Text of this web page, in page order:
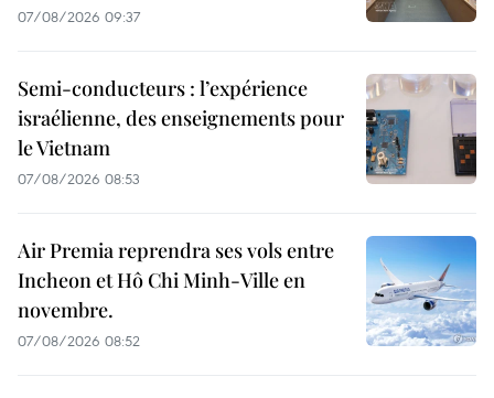
07/08/2026 09:37
Semi-conducteurs : l’expérience
israélienne, des enseignements pour
le Vietnam
07/08/2026 08:53
Air Premia reprendra ses vols entre
Incheon et Hô Chi Minh-Ville en
novembre.
07/08/2026 08:52